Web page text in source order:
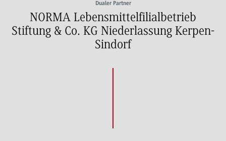
Dualer Partner
NORMA Lebensmittelfilialbetrieb
Stiftung & Co. KG Niederlassung Kerpen-
Sindorf